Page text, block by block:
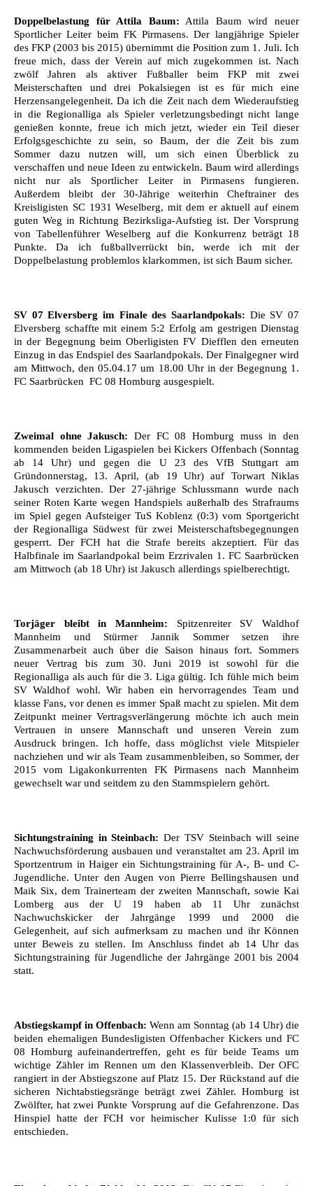
Doppelbelastung für Attila Baum: Attila Baum wird neuer
Sportlicher Leiter beim FK Pirmasens. Der langjährige Spieler
des FKP (2003 bis 2015) übernimmt die Position zum 1. Juli. Ich
freue mich, dass der Verein auf mich zugekommen ist. Nach
zwölf Jahren als aktiver Fußballer beim FKP mit zwei
Meisterschaften und drei Pokalsiegen ist es für mich eine
Herzensangelegenheit. Da ich die Zeit nach dem Wiederaufstieg
in die Regionalliga als Spieler verletzungsbedingt nicht lange
genießen konnte, freue ich mich jetzt, wieder ein Teil dieser
Erfolgsgeschichte zu sein, so Baum, der die Zeit bis zum
Sommer dazu nutzen will, um sich einen Überblick zu
verschaffen und neue Ideen zu entwickeln. Baum wird allerdings
nicht nur als Sportlicher Leiter in Pirmasens fungieren.
Außerdem bleibt der 30-Jährige weiterhin Cheftrainer des
Kreisligisten SC 1931 Weselberg, mit dem er aktuell auf einem
guten Weg in Richtung Bezirksliga-Aufstieg ist. Der Vorsprung
von Tabellenführer Weselberg auf die Konkurrenz beträgt 18
Punkte. Da ich fußballverrückt bin, werde ich mit der
Doppelbelastung problemlos klarkommen, ist sich Baum sicher.
SV 07 Elversberg im Finale des Saarlandpokals: Die SV 07
Elversberg schaffte mit einem 5:2 Erfolg am gestrigen Dienstag
in der Begegnung beim Oberligisten FV Diefflen den erneuten
Einzug in das Endspiel des Saarlandpokals. Der Finalgegner wird
am Mittwoch, den 05.04.17 um 18.00 Uhr in der Begegnung 1.
FC Saarbrücken  FC 08 Homburg ausgespielt.
Zweimal ohne Jakusch: Der FC 08 Homburg muss in den
kommenden beiden Ligaspielen bei Kickers Offenbach (Sonntag
ab 14 Uhr) und gegen die U 23 des VfB Stuttgart am
Gründonnerstag, 13. April, (ab 19 Uhr) auf Torwart Niklas
Jakusch verzichten. Der 27-jährige Schlussmann wurde nach
seiner Roten Karte wegen Handspiels außerhalb des Strafraums
im Spiel gegen Aufsteiger TuS Koblenz (0:3) vom Sportgericht
der Regionalliga Südwest für zwei Meisterschaftsbegegnungen
gesperrt. Der FCH hat die Strafe bereits akzeptiert. Für das
Halbfinale im Saarlandpokal beim Erzrivalen 1. FC Saarbrücken
am Mittwoch (ab 18 Uhr) ist Jakusch allerdings spielberechtigt.
Torjäger bleibt in Mannheim: Spitzenreiter SV Waldhof
Mannheim und Stürmer Jannik Sommer setzen ihre
Zusammenarbeit auch über die Saison hinaus fort. Sommers
neuer Vertrag bis zum 30. Juni 2019 ist sowohl für die
Regionalliga als auch für die 3. Liga gültig. Ich fühle mich beim
SV Waldhof wohl. Wir haben ein hervorragendes Team und
klasse Fans, vor denen es immer Spaß macht zu spielen. Mit dem
Zeitpunkt meiner Vertragsverlängerung möchte ich auch mein
Vertrauen in unsere Mannschaft und unseren Verein zum
Ausdruck bringen. Ich hoffe, dass möglichst viele Mitspieler
nachziehen und wir als Team zusammenbleiben, so Sommer, der
2015 vom Ligakonkurrenten FK Pirmasens nach Mannheim
gewechselt war und seitdem zu den Stammspielern gehört.
Sichtungstraining in Steinbach: Der TSV Steinbach will seine
Nachwuchsförderung ausbauen und veranstaltet am 23. April im
Sportzentrum in Haiger ein Sichtungstraining für A-, B- und C-
Jugendliche. Unter den Augen von Pierre Bellingshausen und
Maik Six, dem Trainerteam der zweiten Mannschaft, sowie Kai
Lomberg aus der U 19 haben ab 11 Uhr zunächst
Nachwuchskicker der Jahrgänge 1999 und 2000 die
Gelegenheit, auf sich aufmerksam zu machen und ihr Können
unter Beweis zu stellen. Im Anschluss findet ab 14 Uhr das
Sichtungstraining für Jugendliche der Jahrgänge 2001 bis 2004
statt.
Abstiegskampf in Offenbach: Wenn am Sonntag (ab 14 Uhr) die
beiden ehemaligen Bundesligisten Offenbacher Kickers und FC
08 Homburg aufeinandertreffen, geht es für beide Teams um
wichtige Zähler im Rennen um den Klassenverbleib. Der OFC
rangiert in der Abstiegszone auf Platz 15. Der Rückstand auf die
sicheren Nichtabstiegsränge beträgt zwei Zähler. Homburg ist
Zwölfter, hat zwei Punkte Vorsprung auf die Gefahrenzone. Das
Hinspiel hatte der FCH vor heimischer Kulisse 1:0 für sich
entschieden.